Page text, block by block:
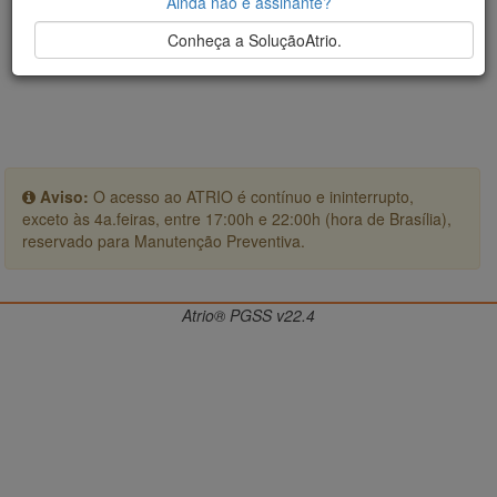
Aviso: O acesso ao ATRIO é contínuo e ininterrupto,
exceto às 4a.feiras, entre 17:00h e 22:00h (hora de Brasília),
reservado para Manutenção Preventiva.
Conheça a SoluçãoAtrio.
Atrio® PGSS v22.4